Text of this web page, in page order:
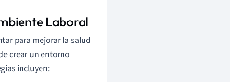
Laboral
para mejorar la salud
crear un entorno
incluyen: